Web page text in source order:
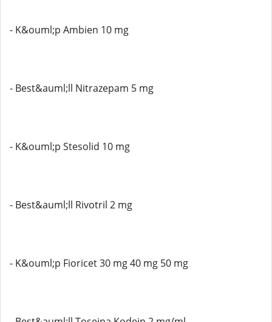
- K&ouml;p Ambien 10 mg
- Best&auml;ll Nitrazepam 5 mg
- K&ouml;p Stesolid 10 mg
- Best&auml;ll Rivotril 2 mg
- K&ouml;p Fioricet 30 mg 40 mg 50 mg